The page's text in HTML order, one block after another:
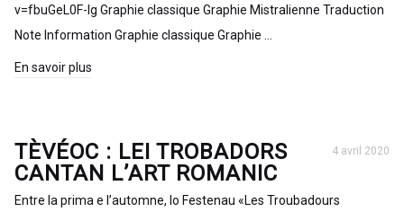
v=fbuGeL0F-Ig Graphie classique Graphie Mistralienne Traduction
Note Information Graphie classique Graphie …
En savoir plus
TÈVÉOC : LEI TROBADORS
CANTAN L’ART ROMANIC
4 avril 2020
Entre la prima e l’automne, lo Festenau «Les Troubadours